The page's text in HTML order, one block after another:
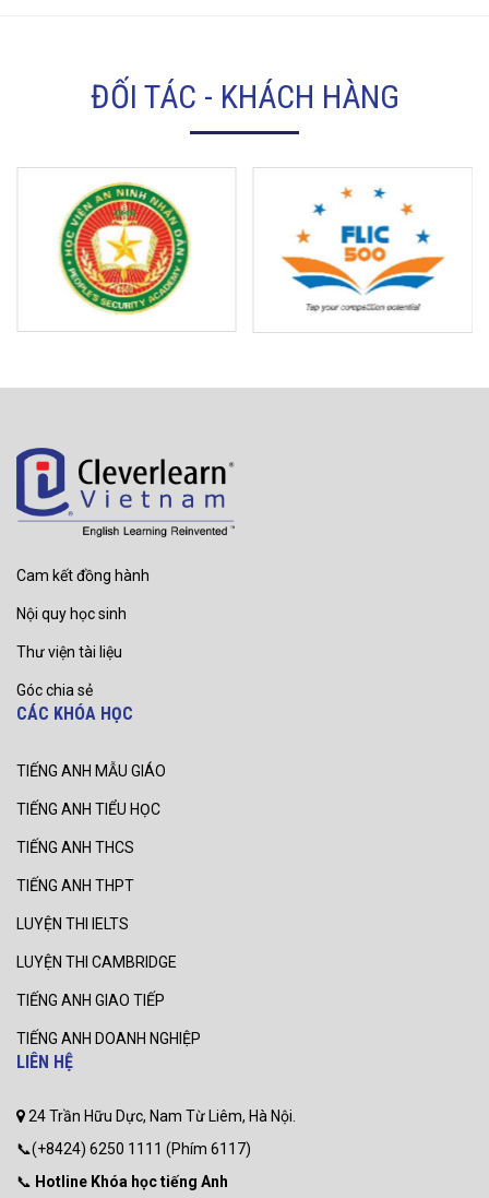
ĐỐI TÁC - KHÁCH HÀNG
Cam kết đồng hành
Nội quy học sinh
Thư viện tài liệu
Góc chia sẻ
CÁC KHÓA HỌC
TIẾNG ANH MẪU GIÁO
TIẾNG ANH TIỂU HỌC
TIẾNG ANH THCS
TIẾNG ANH THPT
LUYỆN THI IELTS
LUYỆN THI CAMBRIDGE
TIẾNG ANH GIAO TIẾP
TIẾNG ANH DOANH NGHIỆP
LIÊN HỆ
24 Trần Hữu Dực, Nam Từ Liêm, Hà Nội.
📞(+8424) 6250 1111 (Phím 6117)
📞 Hotline Khóa học tiếng Anh